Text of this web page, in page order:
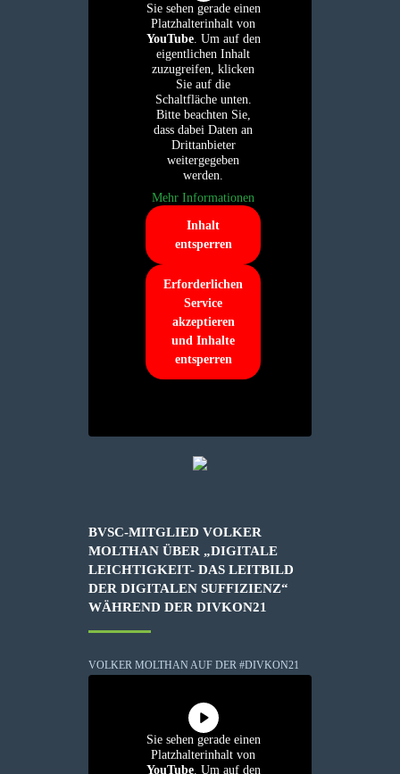
Sie sehen gerade einen
Platzhalterinhalt von
YouTube. Um auf den
eigentlichen Inhalt
zuzugreifen, klicken
Sie auf die
Schaltfläche unten.
Bitte beachten Sie,
dass dabei Daten an
Drittanbieter
weitergegeben
werden.
Mehr Informationen
Inhalt
entsperren
Erforderlichen
Service
akzeptieren
und Inhalte
entsperren
BVSC-MITGLIED VOLKER
MOLTHAN ÜBER „DIGITALE
LEICHTIGKEIT- DAS LEITBILD
DER DIGITALEN SUFFIZIENZ“
WÄHREND DER DIVKON21
VOLKER MOLTHAN AUF DER #DIVKON21
Sie sehen gerade einen
Platzhalterinhalt von
YouTube. Um auf den